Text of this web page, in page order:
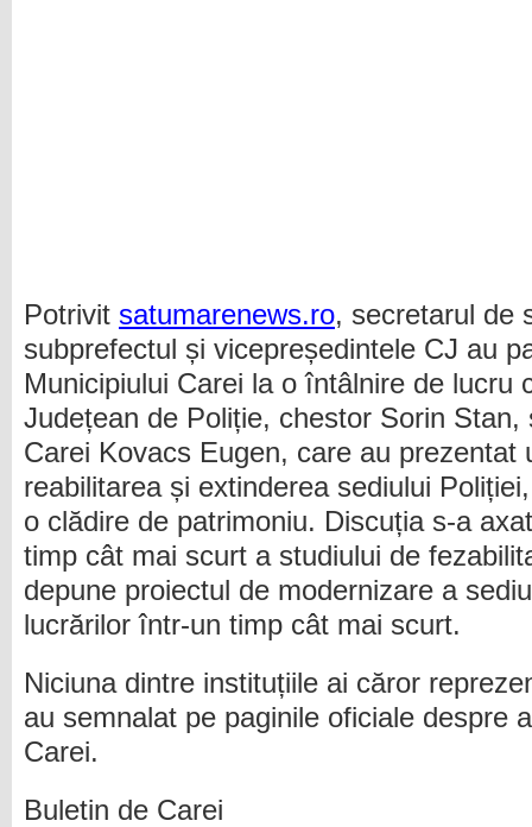
Potrivit satumarenews.ro, secretarul de
subprefectul și vicepreședintele CJ au
Municipiului Carei la o întâlnire de lucru
Județean de Poliție, chestor Sorin Stan,
Carei Kovacs Eugen, care au prezentat
reabilitarea și extinderea sediului
o clădire de patrimoniu. Discuția s-a
timp cât mai scurt a studiului de
depune proiectul de modernizare a
lucrărilor într-un timp cât mai scurt.
Niciuna dintre instituțiile ai căror
au semnalat pe paginile oficiale despre
Carei.
Buletin de Carei